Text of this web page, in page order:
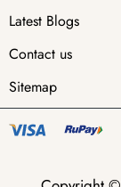
Latest Blogs
Contact us
Sitemap